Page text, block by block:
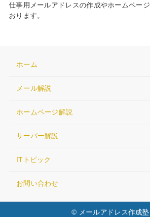
仕事用メールアドレスの作成やホームペー
おります。
ホーム
メール解説
ホームページ解説
サーバー解説
ITトピック
お問い合わせ
© メールアドレス作成塾